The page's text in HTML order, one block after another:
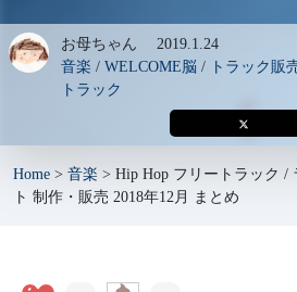
お母ちゃん 2019.1.24
音楽 / WELCOME脳 / トラック販
トラック
Home > 音楽 > Hip Hop フリートラック /
ト 制作・販売 2018年12月 まとめ